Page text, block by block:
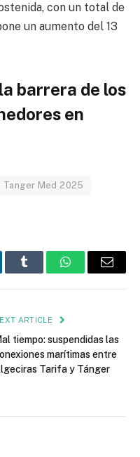
con un total de
un aumento del 13
barrera de los
en
Tanger Med 2025
Tumblr WhatsAppEmail
ARTICLE
tiempo: suspendidas las
marítimas entre
Tarifa y Tánger